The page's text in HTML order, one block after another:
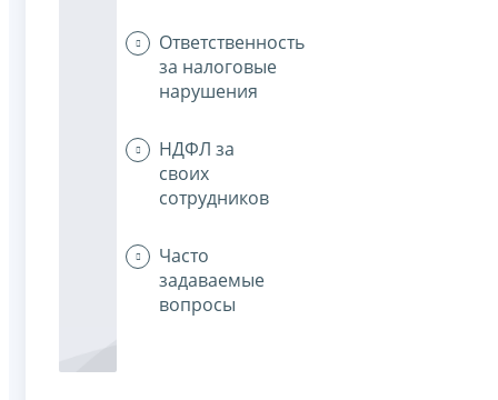
Ответственность
за налоговые
нарушения
НДФЛ за
своих
сотрудников
Часто
задаваемые
вопросы